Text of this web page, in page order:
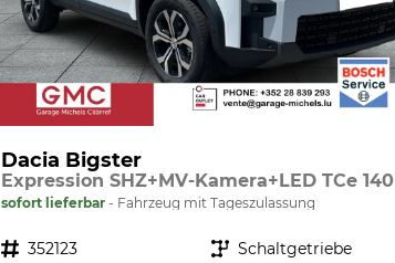
Dacia Bigster
Expression SHZ+MV-Kamera+LED TCe 140
sofort lieferbar Fahrzeug mit Tageszulassung
Fahrzeugnr. 352123 Getriebe Schaltgetriebe